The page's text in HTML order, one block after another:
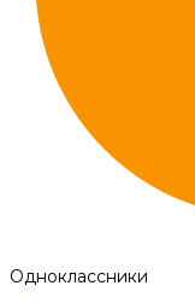
Одноклассники